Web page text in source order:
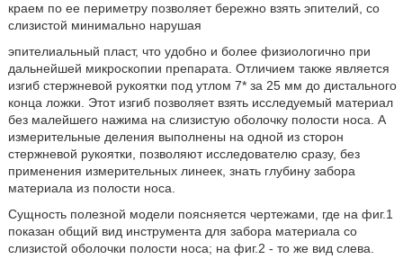
краем по ее периметру позволяет бережно взять эпителий, со
слизистой минимально нарушая
эпителиальный пласт, что удобно и более физиологично при
дальнейшей микроскопии препарата. Отличием также является
изгиб стержневой рукоятки под утлом 7* за 25 мм до дистального
конца ложки. Этот изгиб позволяет взять исследуемый материал
без малейшего нажима на слизистую оболочку полости носа. А
измерительные деления выполнены на одной из сторон
стержневой рукоятки, позволяют исследователю сразу, без
применения измерительных линеек, знать глубину забора
материала из полости носа.
Сущность полезной модели поясняется чертежами, где на фиг.1
показан общий вид инструмента для забора материала со
слизистой оболочки полости носа; на фиг.2 - то же вид слева.